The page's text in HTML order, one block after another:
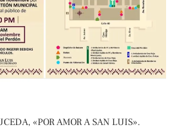
«POR AMOR A SAN LUIS».